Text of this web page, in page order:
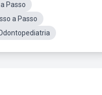
Passo
a Passo